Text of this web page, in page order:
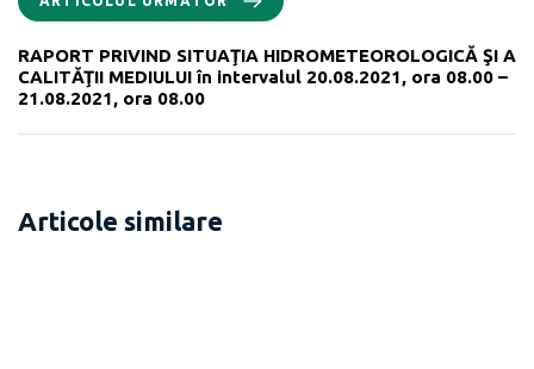
RAPORT PRIVIND SITUAŢIA HIDROMETEOROLOGICĂ ŞI A
CALITĂŢII MEDIULUI în intervalul 20.08.2021, ora 08.00 –
21.08.2021, ora 08.00
Articole similare